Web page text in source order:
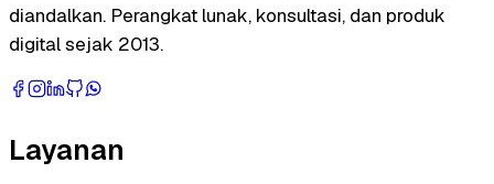
diandalkan. Perangkat lunak, konsultasi, dan produk
digital sejak 2013.
Layanan